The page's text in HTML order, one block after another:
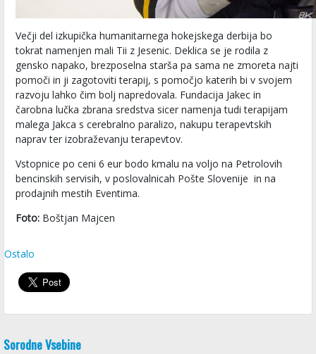
Večji del izkupička humanitarnega hokejskega derbija bo
tokrat namenjen mali Tii z Jesenic. Deklica se je rodila z
gensko napako, brezposelna starša pa sama ne zmoreta najti
pomoči in ji zagotoviti terapij, s pomočjo katerih bi v svojem
razvoju lahko čim bolj napredovala. Fundacija Jakec in
čarobna lučka zbrana sredstva sicer namenja tudi terapijam
malega Jakca s cerebralno paralizo, nakupu terapevtskih
naprav ter izobraževanju terapevtov.
Vstopnice po ceni 6 eur bodo kmalu na voljo na Petrolovih
bencinskih servisih, v poslovalnicah Pošte Slovenije in na
prodajnih mestih Eventima.
Foto: Boštjan Majcen
Ostalo
Sorodne Vsebine